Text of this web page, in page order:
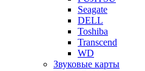
Seagate
DELL
Toshiba
Transcend
WD
Звуковые карты